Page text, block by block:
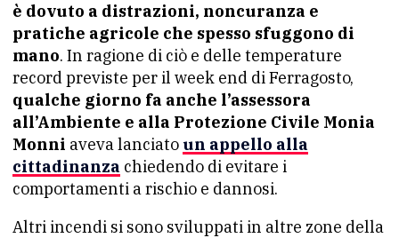
è dovuto a distrazioni, noncuranza e
pratiche agricole che spesso sfuggono di
mano. In ragione di ciò e delle temperature
record previste per il week end di Ferragosto,
qualche giorno fa anche l’assessora
all’Ambiente e alla Protezione Civile Monia
Monni aveva lanciato un appello alla
cittadinanza chiedendo di evitare i
comportamenti a rischio e dannosi.
Altri incendi si sono sviluppati in altre zone della